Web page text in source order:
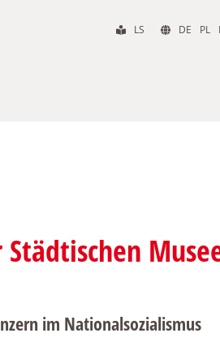
LS DE PL
im Nationalsozialismus